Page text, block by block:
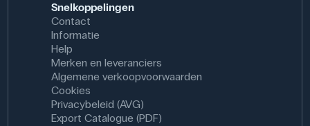
Snelkoppelingen
Contact
Informatie
Help
Merken en leveranciers
Algemene verkoopvoorwaarden
Cookies
Privacybeleid (AVG)
Export Catalogue (PDF)